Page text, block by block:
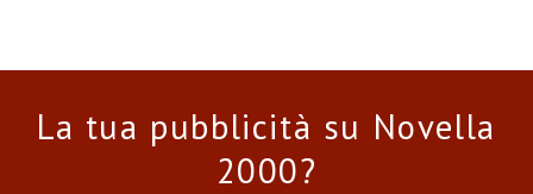
La tua pubblicità su Novella
2000?